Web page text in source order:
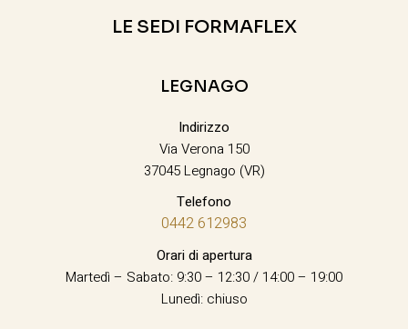
LE SEDI FORMAFLEX
LEGNAGO
Indirizzo
Via Verona 150
37045 Legnago (VR)
Telefono
0442 612983
Orari di apertura
Martedì – Sabato: 9:30 – 12:30 / 14:00 – 19:00
Lunedì: chiuso